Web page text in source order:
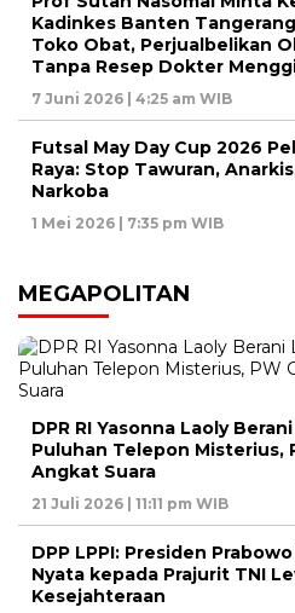
Kadinkes Banten
Toko Obat, Perjualbelikan
Tanpa Resep Dokter
7 Juni 2026 | 4:25 am WIB
Futsal May Day Cup 2026
Raya: Stop Tawuran,
Narkoba
1 Mei 2026 | 7:35 pm WIB
MEGAPOLITAN
DPR RI Yasonna Laoly
Puluhan Telepon Misterius,
Angkat Suara
21 Juli 2026 | 11:11 pm WIB
DPP LPPI: Presiden
Nyata kepada Prajurit TNI
Kesejahteraan